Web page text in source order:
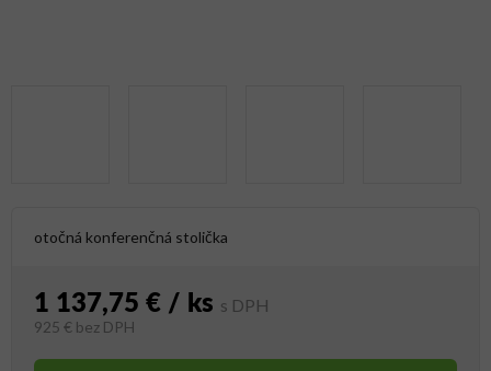
otočná konferenčná stolička
1 137,75 € / ks
925 € bez DPH